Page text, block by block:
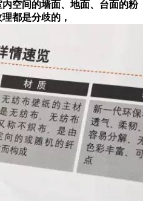
空间的墙面、地面、台面的粉
都是分歧的，